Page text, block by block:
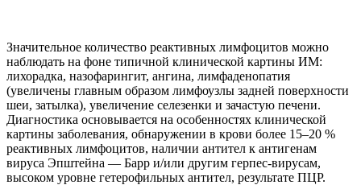
Значительное количество реактивных лимфоцитов можно
наблюдать на фоне типичной клинической картины ИМ:
лихорадка, назофарингит, ангина, лимфаденопатия
(увеличены главным образом лимфоузлы задней поверхности
шеи, затылка), увеличение селезенки и зачастую печени.
Диагностика основывается на особенностях клинической
картины заболевания, обнаружении в крови более 15–20 %
реактивных лимфоцитов, наличии антител к антигенам
вируса Эпштейна — Барр и/или другим герпес-вирусам,
высоком уровне гетерофильных антител, результате ПЦР.